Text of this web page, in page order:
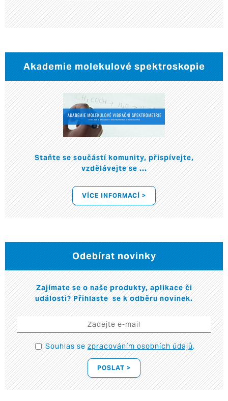
Akademie molekulové spektroskopie
Staňte se součástí komunity, přispívejte,
vzdělávejte se ...
VÍCE INFORMACÍ >
Odebírat novinky
Zajímate se o naše produkty, aplikace či
události? Přihlaste se k odběru novinek.
Souhlas sezpracováním osobních údajů.
POSLAT >